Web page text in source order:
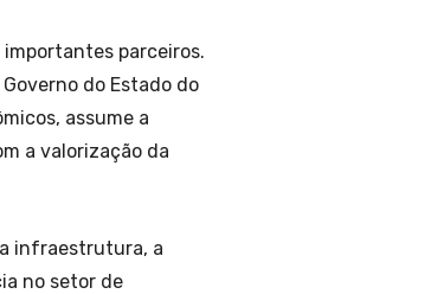
parceiros.
do Estado do
assume a
a valorização da
infraestrutura, a
no setor de